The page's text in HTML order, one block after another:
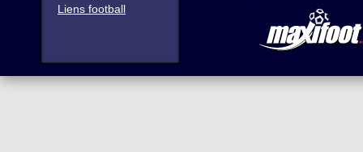
Liens football